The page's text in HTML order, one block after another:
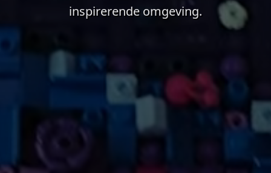
inspirerende omgeving.
De achtergrond video bevat sfeerbeelden van het